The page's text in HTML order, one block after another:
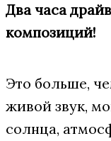
Два часа
композиций!
Это больше,
живой звук,
солнца,